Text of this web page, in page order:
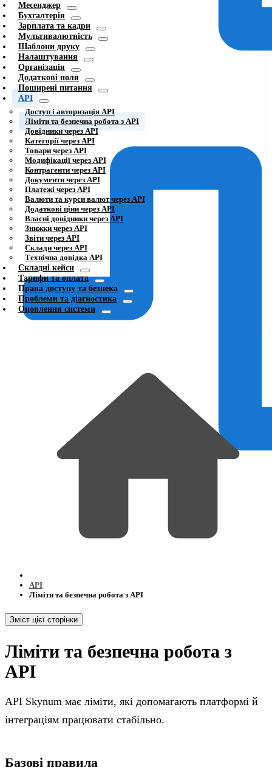
Месенджер
Бухгалтерія
Зарплата та кадри
Мультивалютність
Шаблони друку
Налаштування
Організація
Додаткові поля
Поширені питання
API
Доступ і авторизація API
Ліміти та безпечна робота з API
Довідники через API
Категорії через API
Товари через API
Модифікації через API
Контрагенти через API
Документи через API
Платежі через API
Валюти та курси валют через API
Додаткові ціни через API
Власні довідники через API
Знижки через API
Звіти через API
Склади через API
Технічна довідка API
Складні кейси
Тарифи та оплата
Права доступу та безпека
Проблеми та діагностика
Оновлення системи
API
Ліміти та безпечна робота з API
Зміст цієї сторінки
Ліміти та безпечна робота з
API
API Skynum має ліміти, які допомагають платформі й
інтеграціям працювати стабільно.
Базові правила